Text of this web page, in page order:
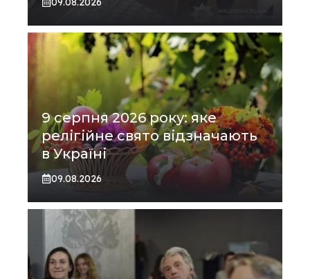
9 серпня 2026 року: яке
релігійне свято відзначають
в Україні
09.08.2026